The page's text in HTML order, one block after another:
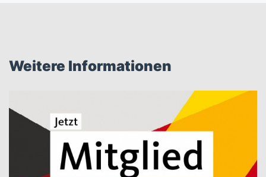
Weitere Informationen